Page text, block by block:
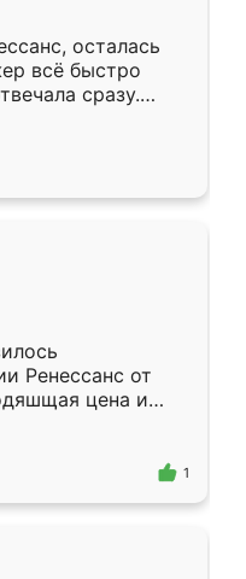
здесь.
осталась
всё быстро
сразу.
подошёл к
Собрали
даже
Ренессанс от
цена и
Приехавший
самый
1